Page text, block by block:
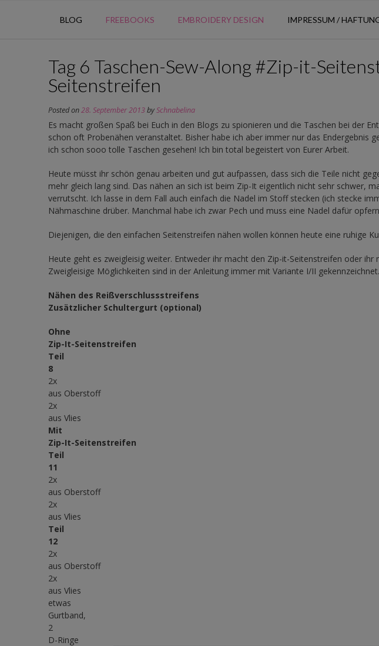
BLOG FREEBOOKS EMBROIDERY DESIGN IMPRESSUM /
Tag 6 Taschen-Sew-Along #Zip-it-
Seitenstreifen
Posted on28. September 2013bySchnabelina
Es macht großen Spaß bei Euch in den Blogs zu spionieren und die Taschen bei der
schon oft Probenähen veranstaltet. Bisher habe ich aber immer nur das Endergebnis
ich schon sooo tolle Taschen gesehen! Ich bin total begeistert von Eurer Arbeit.
Heute müsst ihr schön genau arbeiten und gut aufpassen, dass sich die Teile nicht
mehr gleich lang sind. Das nähen an sich ist beim Zip-It eigentlich nicht sehr schwer,
verrutscht. Ich lasse in dem Fall auch einfach die Nadel im Stoff stecken (ich stecke
Nähmaschine drüber. Manchmal habe ich zwar Pech und muss eine Nadel dafür
Diejenigen, die den einfachen Seitenstreifen nähen wollen können heute eine ruhige
Heute geht es zweigleisig weiter. Entweder ihr macht den Zip-it-Seitenstreifen oder ihr
Zweigleisige Möglichkeiten sind in der Anleitung immer mit Variante I/II gekennzeichnet.
Nähen des Reißverschlussstreifens
Zusätzlicher Schultergurt (optional)
Ohne
Zip-It-Seitenstreifen
Teil
8
2x
aus Oberstoff
2x
aus Vlies
Mit
Zip-It-Seitenstreifen
Teil
11
2x
aus Oberstoff
2x
aus Vlies
Teil
12
2x
aus Oberstoff
2x
aus Vlies
etwas
Gurtband,
2
D-Ringe